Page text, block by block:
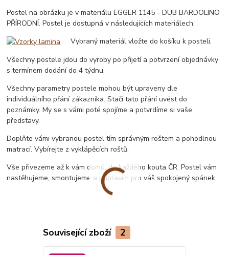
Postel na obrázku je v materiálu EGGER 1145 - DUB BARDOLINO
PŘÍRODNÍ. Postel je dostupná v následujících materiálech:
Vybraný materiál vložte do košíku k posteli.
Všechny postele jdou do vyroby po přijetí a potvrzení objednávky
s termínem dodání do 4 týdnu.
Všechny parametry postele mohou být upraveny dle
individuálního přání zákazníka. Stačí tato přání uvést do
poznámky. My se s vámi poté spojíme a potvrdíme si vaše
představy.
Doplňte vámi vybranou postel tím správným roštem a pohodlnou
matrací. Vybírejte z vyklápěcích roštů.
Vše přivezeme až k vám domů, do každého kouta ČR. Postel vám
nastěhujeme, smontujeme a připravím pro váš spokojený spánek.
Související zboží 2